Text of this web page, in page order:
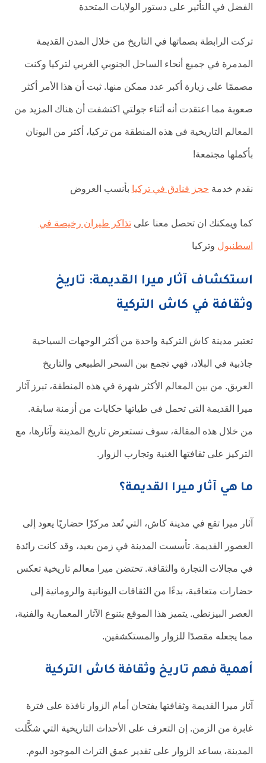
الفضل في التأثير على دستور الولايات المتحدة
تركت الرابطة بصماتها في التاريخ من خلال المدن القديمة
المدمرة في جميع أنحاء الساحل الجنوبي الغربي لتركيا وكنت
مصممًا على زيارة أكبر عدد ممكن منها. ثبت أن هذا الأمر أكثر
صعوبة مما اعتقدت أنه أثناء جولتي اكتشفت أن هناك المزيد من
المعالم التاريخية في هذه المنطقة من تركيا، أكثر من اليونان
بأكملها مجتمعة!
نقدم خدمة حجز فنادق في تركيا بأنسب العروض
كما ويمكنك ان تحصل معنا علىتذاكر طيران رخيصة في
اسطنبول وتركيا
استكشاف آثار ميرا القديمة: تاريخ
وثقافة في كاش التركية
تعتبر مدينة كاش التركية واحدة من أكثر الوجهات السياحية
جاذبية في البلاد، فهي تجمع بين السحر الطبيعي والتاريخ
العريق. من بين المعالم الأكثر شهرة في هذه المنطقة، تبرز آثار
ميرا القديمة التي تحمل في طياتها حكايات من أزمنة سابقة.
من خلال هذه المقالة، سوف نستعرض تاريخ المدينة وآثارها، مع
التركيز على ثقافتها الغنية وتجارب الزوار.
ما هي آثار ميرا القديمة؟
آثار ميرا تقع في مدينة كاش، التي تُعد مركزًا حضاريًا يعود إلى
العصور القديمة. تأسست المدينة في زمن بعيد، وقد كانت رائدة
في مجالات التجارة والثقافة. تحتضن ميرا معالم تاريخية تعكس
حضارات متعاقبة، بدءًا من الثقافات اليونانية والرومانية إلى
العصر البيزنطي. يتميز هذا الموقع بتنوع الآثار المعمارية والفنية،
مما يجعله مقصدًا للزوار والمستكشفين.
أهمية فهم تاريخ وثقافة كاش التركية
آثار ميرا القديمة وثقافتها يفتحان أمام الزوار نافذة على فترة
غابرة من الزمن. إن التعرف على الأحداث التاريخية التي شكَّلت
المدينة، يساعد الزوار على تقدير عمق التراث الموجود اليوم.